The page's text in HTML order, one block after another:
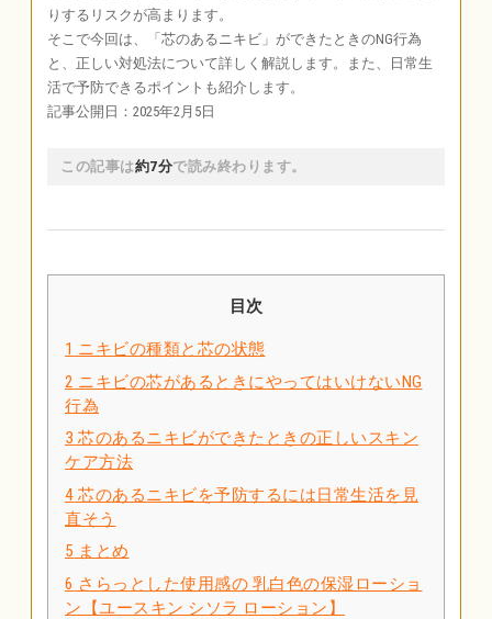
りするリスクが高まります。
そこで今回は、「芯のあるニキビ」ができたときのNG行為
と、正しい対処法について詳しく解説します。また、日常生
活で予防できるポイントも紹介します。
記事公開日：2025年2月5日
この記事は約7分で読み終わります。
目次
1 ニキビの種類と芯の状態
2 ニキビの芯があるときにやってはいけないNG
行為
3 芯のあるニキビができたときの正しいスキン
ケア方法
4 芯のあるニキビを予防するには日常生活を見
直そう
5 まとめ
6 さらっとした使用感の 乳白色の保湿ローショ
ン【ユースキン シソラ ローション】